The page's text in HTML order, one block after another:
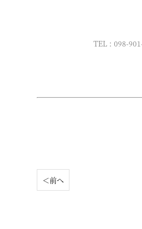
TEL : 098-
＜前へ